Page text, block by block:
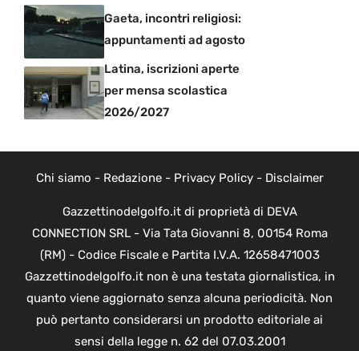
Gaeta, incontri religiosi:
appuntamenti ad agosto
Latina, iscrizioni aperte
per mensa scolastica
2026/2027
Chi siamo - Redazione- Privacy Policy- Disclaimer
Gazzettinodelgolfo.it di proprietà di DEVA
CONNECTION SRL - Via Tata Giovanni 8, 00154 Roma
(RM) - Codice Fiscale e Partita I.V.A. 12658471003
Gazzettinodelgolfo.it non è una testata giornalistica, in
quanto viene aggiornato senza alcuna periodicità. Non
può pertanto considerarsi un prodotto editoriale ai
sensi della legge n. 62 del 07.03.2001